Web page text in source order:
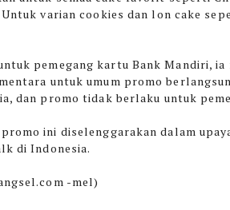
Untuk varian cookies dan lon cake
pemegang kartu Bank Mandiri,
untuk umum promo
dan promo tidak berlaku untuk
ini diselenggarakan dalam
di Indonesia.
-mel)